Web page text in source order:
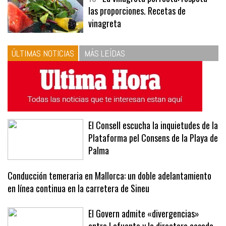
10La vinagreta perfecta: respeta
las proporciones. Recetas de
vinagreta
ÚLTIMAS NOTICIAS MÁS LEÍDAS
El Consell escucha la inquietudes de la
Plataforma pel Consens de la Playa de
Palma
Conducción temeraria en Mallorca: un doble adelantamiento
en línea continua en la carretera de Sineu